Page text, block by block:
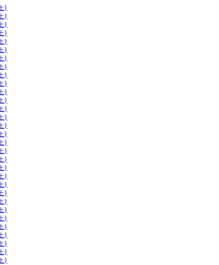
)
)
)
)
)
)
)
)
)
)
)
)
)
)
)
)
)
)
)
)
)
)
)
)
)
)
)
)
)
)
)